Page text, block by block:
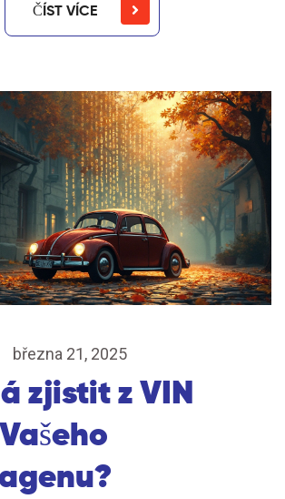
ČÍST VÍCE
března 21, 2025
zjistit z VIN